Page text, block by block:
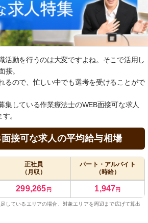
活動を行うのは大変ですよね。そこで活用し
接。
るので、忙しい中でも選考を受けることがで
集している作業療法士のWEB面接可な求人
。
接可な求人の平均給与相場
正社員
（月収）
パート・アルバイト
（時給）
299,265 円 1,947円
しているエリアの場合、対象エリアを周辺まで広げて算出